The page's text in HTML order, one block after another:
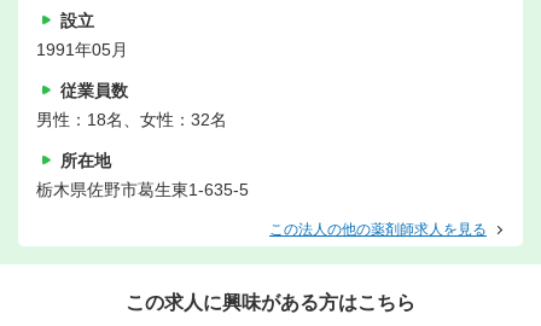
設立
1991年05月
従業員数
男性：18名、女性：32名
所在地
栃木県佐野市葛生東1-635-5
この法人の他の薬剤師求人を見る
この求人に興味がある方はこちら